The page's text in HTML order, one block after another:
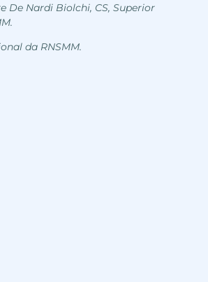
De Nardi Biolchi, CS, Superior
da RNSMM.